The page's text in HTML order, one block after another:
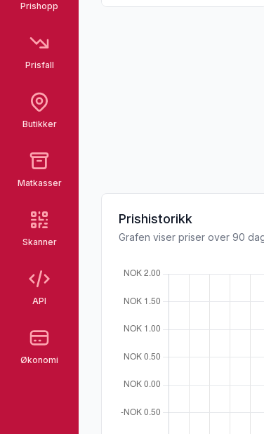
Prishopp
Prisfall
Butikker
Matkasser
Skanner
API
Økonomi
Prishistorikk
Grafen viser priser over 90